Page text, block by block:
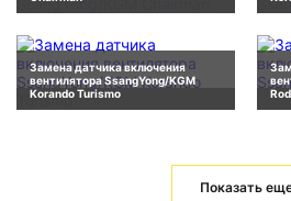
Замена датчика включения
вентилятора SsangYong/KGM
Korando Turismo
Показать